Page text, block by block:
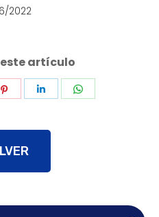
2022
artículo
Share
Pinterest
Share
LinkedIn